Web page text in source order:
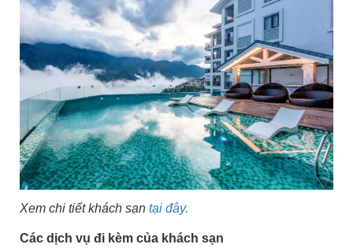
Xem chi tiết khách sạntại đây.
Các dịch vụ đi kèm của khách sạn